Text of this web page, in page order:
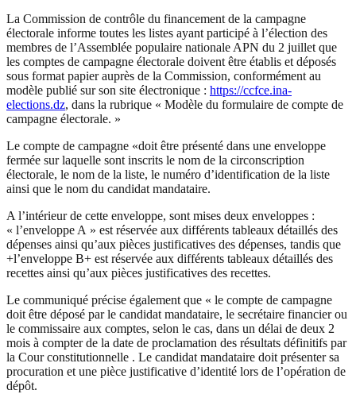
La Commission de contrôle du financement de la campagne
électorale informe toutes les listes ayant participé à l’élection des
membres de l’Assemblée populaire nationale APN du 2 juillet que
les comptes de campagne électorale doivent être établis et déposés
sous format papier auprès de la Commission, conformément au
modèle publié sur son site électronique : https://ccfce.ina-
elections.dz, dans la rubrique « Modèle du formulaire de compte de
campagne électorale. »
Le compte de campagne «doit être présenté dans une enveloppe
fermée sur laquelle sont inscrits le nom de la circonscription
électorale, le nom de la liste, le numéro d’identification de la liste
ainsi que le nom du candidat mandataire.
A l’intérieur de cette enveloppe, sont mises deux enveloppes :
« l’enveloppe A » est réservée aux différents tableaux détaillés des
dépenses ainsi qu’aux pièces justificatives des dépenses, tandis que
+l’enveloppe B+ est réservée aux différents tableaux détaillés des
recettes ainsi qu’aux pièces justificatives des recettes.
Le communiqué précise également que « le compte de campagne
doit être déposé par le candidat mandataire, le secrétaire financier ou
le commissaire aux comptes, selon le cas, dans un délai de deux 2
mois à compter de la date de proclamation des résultats définitifs par
la Cour constitutionnelle . Le candidat mandataire doit présenter sa
procuration et une pièce justificative d’identité lors de l’opération de
dépôt.